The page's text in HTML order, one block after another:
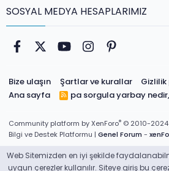
SOSYAL MEDYA HESAPLARIMIZ
Facebook
Twitter youtubeInstagram
Bize ulaşın Şartlar ve kurallar Gizlilik
Ana sayfa
pa sorgulayarbay
R
S
Community platform by XenForo® © 2010-2024
Bilgi ve Destek Platformu | Genel Forum -
Web Sitemizden en iyi şekilde
uygun çerezler kullanılır. Siteye giriş bu